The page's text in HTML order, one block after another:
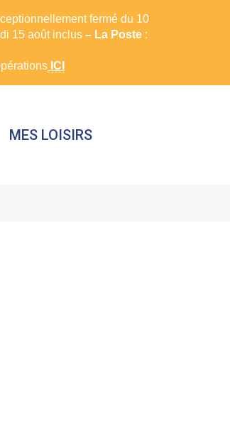
fermé du 10
15 août inclus – La Poste :
ICI
MES LOISIRS